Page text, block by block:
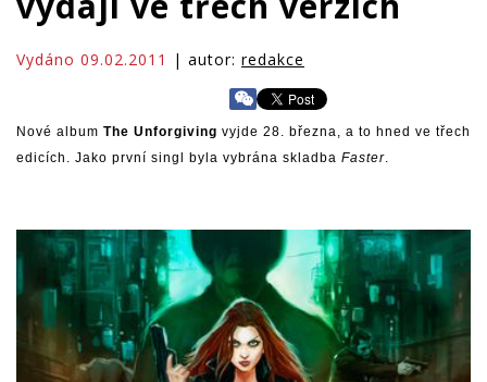
Vydáno 09.02.2011 | autor: redakce
Nové album The Unforgiving vyjde 28. března, a to hned ve třech
edicích. Jako první singl byla vybrána skladba Faster.